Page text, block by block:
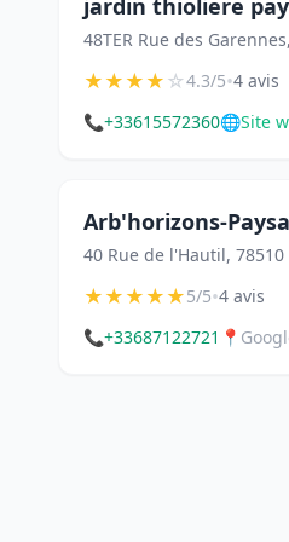
48TER Rue des
★★★★☆4.3/5•4 avis
📞+33615572360🌐Site
Arb'horizons-
40 Rue de l'Hautil,
★★★★★5/5•4 avis
📞+33687122721 📍